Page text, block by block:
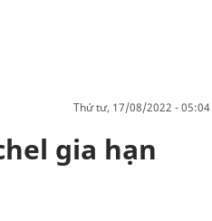
thứ tư, 17/08/2022 - 05:04
gia hạn